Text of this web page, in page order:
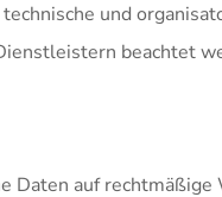
und
beachtet
Daten auf